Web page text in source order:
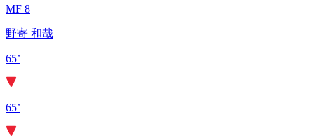
MF 8
野寄 和哉
65’
65’